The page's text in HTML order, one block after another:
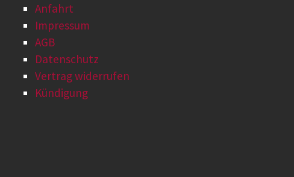
Anfahrt
Impressum
AGB
Datenschutz
Vertrag widerrufen
Kündigung